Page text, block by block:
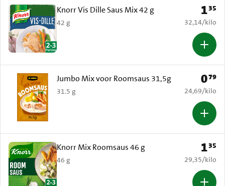
Knorr Vis Dille Saus Mix 42 g
42 g
Prijs:
135
€ 32,14 per
32,14/kilo
Jumbo Mix voor Roomsaus 31,5g
31.5 g
Prijs:
079
€ 24,69 per
24,69/kilo
Knorr Mix Roomsaus 46 g
46 g
Prijs:
135
€ 29,35 per
29,35/kilo